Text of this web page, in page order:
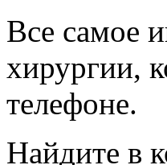
Все самое
хирургии,
телефоне.
Найдите в